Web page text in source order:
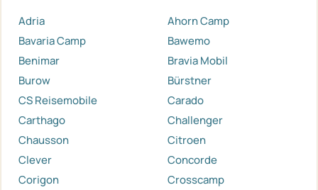
Adria
Ahorn Camp
Bavaria Camp
Bawemo
Benimar
Bravia Mobil
Burow
Bürstner
CS Reisemobile
Carado
Carthago
Challenger
Chausson
Citroen
Clever
Concorde
Corigon
Crosscamp